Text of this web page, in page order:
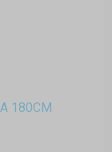
180CM